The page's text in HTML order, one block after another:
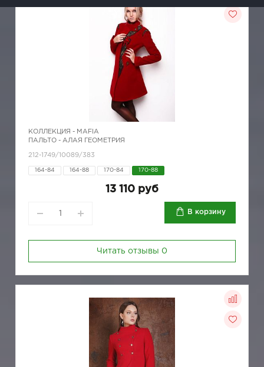
КОЛЛЕКЦИЯ - MAFIA
ПАЛЬТО - АЛАЯ ГЕОМЕТРИЯ
212-1749/10089/383
164-84 164-88 170-84 170-88
13 110 руб
В корзину
Читать отзывы 0